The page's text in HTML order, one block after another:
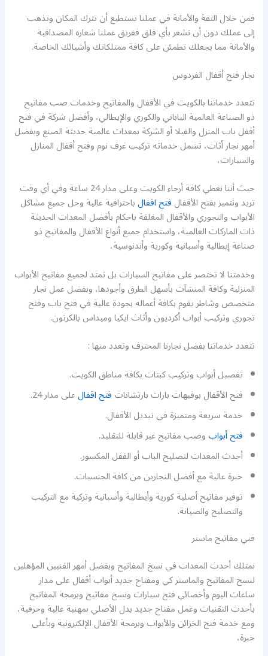
فمن خلال الثقة والأمانة في عملنا تستطيع أن تترك المكان وتذهب
إلى عملك دون أن تشعر بأي قلق ففريق عملنا شعاره المصداقية
والأمانة مما يجعلك تطمئن على كافة ممتلكاتك وأشيائك الخاصة.
نجار فتح أقفال الفردوس
تتعدد خدماتنا بالكويت في الأقفال والمفاتيح وخدمات صب مفاتيح
ذو الصناعة العالمية الياباني والكوري والإيطالي، وأفضل شركة في فتح
أقفل باب المنزل والفيلا أو الشركة بمعدات عالمية حديثة الصنع وبفضل
أمهر نجار أثاث، تشمل خدماته تركيب غرف نوم وفتح أقفال المنازل
والسيارات،
حيث أننا نغطي كافة أرجاء الكويت وعلى مدار 24 ساعة وفي أي وقت
تريد ونتميز بفتح الأقفالفتح اقفالباحترافية عالية وحل جميع مشاكل
الأبواب والتجوري والأقفال المغلقة باحكام بأفضل المعدات الحديثة
ذات الماركات العالمية، واستخدام جميع أنواع الأقفال والمفاتيح ذو
صناعة إيطالية وأسبانية وكورية وأندنوسية،
وخدمتنا لا تختصر على مفاتيح السيارات بل تمتد لجميع مفاتيح الأبواب
المنزلية وكافة المنشآت بأسهل الطرق وأجودها، وبفضل عمل نجار
متخصص وشاطر يقوم بكافة أعماله بجودة عالية في فتح باب وفتح
تجوري وتركيب أبواب أكرديون وأثاث ايكيا وميداس بالكرتون.
تتعدد خدماتنا بفضل نجارنا المحترف وتعدد منها :
تفصيل أبواب وتركيب كبتات بكافة مناطق الكويت.
فتح الأقفال بوفيهات بارات بارتشاناتفتح اقفالعلى مدار 24.
خدمة سريعة ومتميزة في تبديل الأقفال.
فتح أبوابوصب مفاتيح غير قابلة للتقليد.
أحدث المعدات لتصليح الباب أو القفل المكسور.
خبرة عالية مع أفضل النجارين من كافة الجنسيات.
توفير مفاتيح أصلية كورية وأيطالية وأسبانية وتركية مع التركيب
والتصليح والصيانة.
فني مفاتيح ماستر
نمتلك أحدث المعدات في نسخ المفاتيح وبفضل أمهر الفنيين المؤهلين
لنسخ المفاتيح والماستر كي ومفتاح جديد أبواب أقفال على مدار
ساعات اليوم وأخصائي فتح سيارات ونسخ مفاتيح وبرمجة المفاتيح
بأحدث التقنيات وعمل مفتاح جديد بدل الأصلي بمهنية عالية وحرفية،
ومع خدمة فتح الخزائن والأبواب وبرمجة الأقفال الإلكترونية وبأعلى
خبرة،